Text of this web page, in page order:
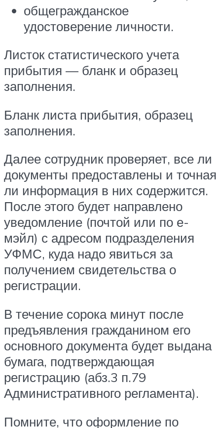
общегражданское
удостоверение личности.
Листок статистического учета
прибытия — бланк и образец
заполнения.
Бланк листа прибытия, образец
заполнения.
Далее сотрудник проверяет, все ли
документы предоставлены и точная
ли информация в них содержится.
После этого будет направлено
уведомление (почтой или по е-
мэйл) с адресом подразделения
УФМС, куда надо явиться за
получением свидетельства о
регистрации.
В течение сорока минут после
предъявления гражданином его
основного документа будет выдана
бумага, подтверждающая
регистрацию (абз.3 п.79
Административного регламента).
Помните, что оформление по